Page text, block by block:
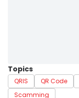
Topics
QRIS QR Code
Scamming